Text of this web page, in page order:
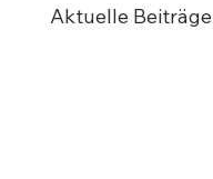
Aktuelle Beiträge